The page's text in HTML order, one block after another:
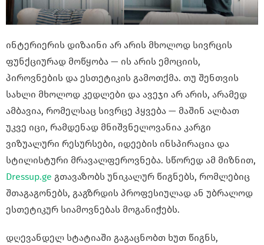
ინტერიერის დიზაინი არ არის მხოლოდ სივრცის
ფუნქციურად მოწყობა — ის არის ემოციის,
პიროვნების და ესთეტიკის გამოთქმა. თუ შენთვის
სახლი მხოლოდ კედლები და ავეჯი არ არის, არამედ
ამბავია, რომელსაც სივრცე ჰყვება — მაშინ ალბათ
უკვე იცი, რამდენად მნიშვნელოვანია კარგი
ვიზუალური რესურსები, იდეების ინსპირაცია და
სტილისტური მრავალფეროვნება. სწორედ ამ მიზნით,
Dressup.ge გთავაზობს უნიკალურ წიგნებს, რომლებიც
შთაგაგონებს, გაგზრდის პროფესიულად ან უბრალოდ
ესთეტიკურ სიამოვნებას მოგანიჭებს.
დღევანდელ სტატიაში გაგაცნობთ ხუთ წიგნს,